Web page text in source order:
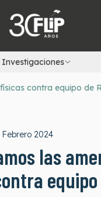
Investigaciones
contra equipo de
2024
las
equipo